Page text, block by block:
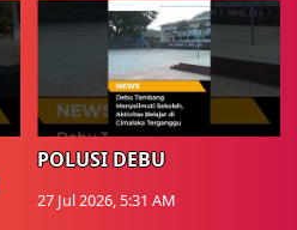
POLUSI DEBU
27 Jul 2026, 5:31 AM